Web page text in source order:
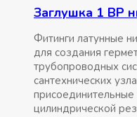
Заглушка 1 ВР
Фитинги латунные
для создания
трубопроводных
сантехнических
цилиндрической